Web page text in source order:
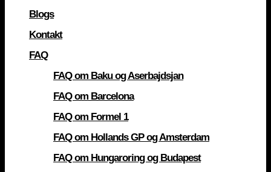
Blogs
Kontakt
FAQ
FAQ om Baku og Aserbajdsjan
FAQ om Barcelona
FAQ om Formel 1
FAQ om Hollands GP og Amsterdam
FAQ om Hungaroring og Budapest